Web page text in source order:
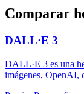
Comparar
DALL·E 3
DALL·E 3 es una
imágenes, OpenAI,